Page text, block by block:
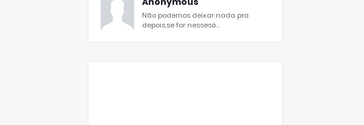
Não podemos deixar nada pra
depois,se for nessesá...